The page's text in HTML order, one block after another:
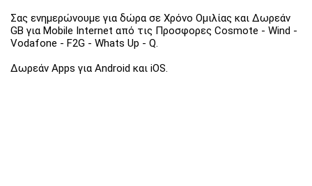
Σας ενημερώνουμε για δώρα σε Χρόνο Ομιλίας και Δωρεάν
GB για Mobile Internet από τις Προσφορες Cosmote - Wind -
Vodafone - F2G - Whats Up - Q.
Δωρεάν Apps για Android και iOS.